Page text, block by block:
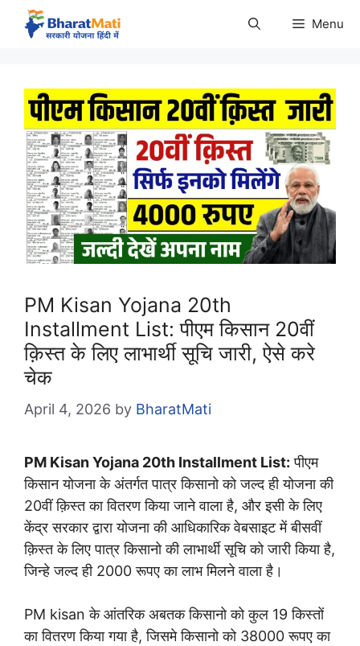
Skip
Menu
PM Kisan Yojana 20th
Installment List: पीएम किसान 20वीं
क़िस्त के लिए लाभार्थी सूचि जारी, ऐसे करे
चेक
April 4, 2026 by BharatMati
PM Kisan Yojana 20th Installment List: पीएम
किसान योजना के अंतर्गत पात्र किसानो को जल्द ही योजना की
20वीं क़िस्त का वितरण किया जाने वाला है, और इसी के लिए
केंद्र सरकार द्वारा योजना की आधिकारिक वेबसाइट में बीसवीं
क़िस्त के लिए पात्र किसानो की लाभार्थी सूचि को जारी किया है,
जिन्हे जल्द ही 2000 रूपए का लाभ मिलने वाला है।
PM kisan के आंतरिक अबतक किसानो को कुल 19 किस्तों
का वितरण किया गया है, जिसमे किसानो को 38000 रूपए का